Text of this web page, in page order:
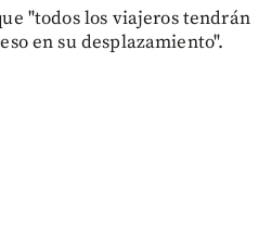
"todos los viajeros tendrán
en su desplazamiento".